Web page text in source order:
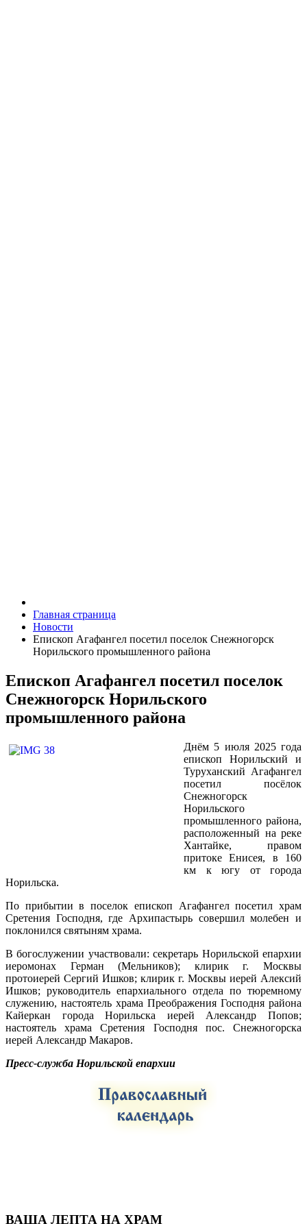
Главная страница
Новости
Епископ Агафангел посетил поселок Снежногорск
Норильского промышленного района
Епископ Агафангел посетил поселок
Снежногорск Норильского
промышленного района
Днём 5 июля 2025 года
епископ Норильский и
Туруханский Агафангел
посетил посёлок
Снежногорск
Норильского
промышленного района,
расположенный на реке
Хантайке, правом
притоке Енисея, в 160
км к югу от города
Норильска.
По прибытии в поселок епископ Агафангел посетил храм
Сретения Господня, где Архипастырь совершил молебен и
поклонился святыням храма.
В богослужении участвовали: секретарь Норильской епархии
иеромонах Герман (Мельников); клирик г. Москвы
протоиерей Сергий Ишков; клирик г. Москвы иерей Алексий
Ишков; руководитель епархиального отдела по тюремному
служению, настоятель храма Преображения Господня района
Кайеркан города Норильска иерей Александр Попов;
настоятель храма Сретения Господня пос. Cнежногорска
иерей Александр Макаров.
Пресс-служба Норильской епархии
ВАША ЛЕПТА НА ХРАМ